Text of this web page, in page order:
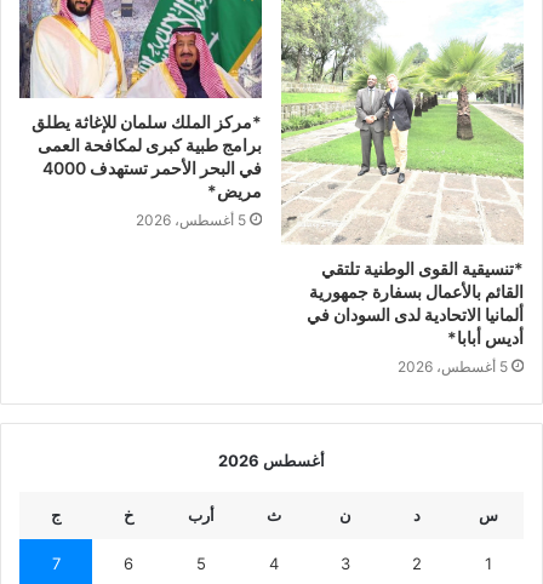
*تنسيقية القوى الوطنية تلتقي
القائم بالأعمال بسفارة جمهورية
ألمانيا الاتحادية لدى السودان في
أديس أبابا*
5 أغسطس، 2026
*مركز الملك سلمان للإغاثة يطلق
برامج طبية كبرى لمكافحة العمى
في البحر الأحمر تستهدف 4000
مريض*
5 أغسطس، 2026
أغسطس 2026
س د ن ث أرب خ ج
1
2
3
4
5
6
7